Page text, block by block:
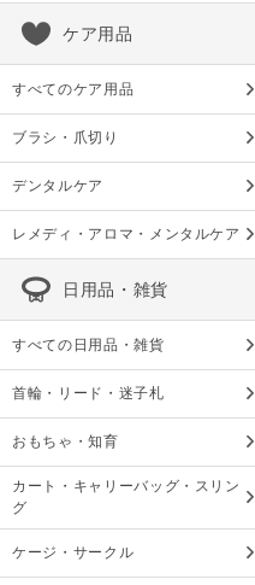
ケア用品
すべてのケア用品
ブラシ・爪切り
デンタルケア
レメディ・アロマ・メンタルケア
日用品・雑貨
すべての日用品・雑貨
首輪・リード・迷子札
おもちゃ・知育
カート・キャリーバッグ・スリン
グ
ケージ・サークル